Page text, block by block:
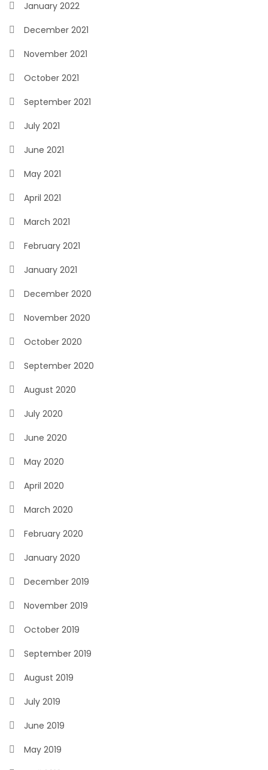
January 2022
December 2021
November 2021
October 2021
September 2021
July 2021
June 2021
May 2021
April 2021
March 2021
February 2021
January 2021
December 2020
November 2020
October 2020
September 2020
August 2020
July 2020
June 2020
May 2020
April 2020
March 2020
February 2020
January 2020
December 2019
November 2019
October 2019
September 2019
August 2019
July 2019
June 2019
May 2019